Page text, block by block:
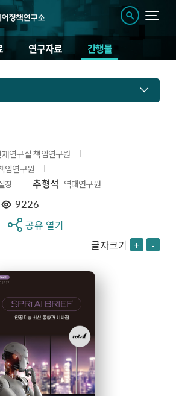
연구자료 간행물
연구실 책임연구원
임연구원
장 추형석 역대연구원
9226
공유 열기
글자크기 + -